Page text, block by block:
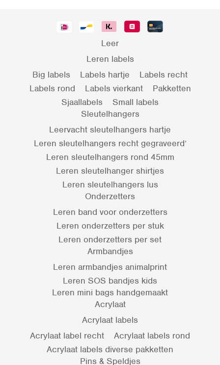
Leer
Leren labels
Big labels
Labels hartje
Labels recht
Labels rond
Labels vierkant
Pakketten
Sjaallabels
Small labels
Sleutelhangers
Leervacht sleutelhangers hartje
Leren sleutelhangers recht gegraveerd’
Leren sleutelhangers rond 45mm
Leren sleutelhanger shirtjes
Leren sleutelhangers lus
Onderzetters
Leren band voor onderzetters
Leren onderzetters per stuk
Leren onderzetters per set
Armbandjes
Leren armbandjes animalprint
Leren SOS bandjes kids
Leren mini bags handgemaakt
Acrylaat
Acrylaat labels
Acrylaat label recht
Acrylaat labels rond
Acrylaat labels diverse pakketten
Pins & Speldjes